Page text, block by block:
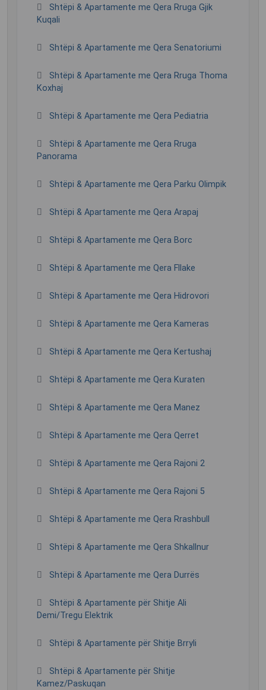
Shtëpi & Apartamente me Qera Rruga Gjik
Kuqali
Shtëpi & Apartamente me Qera Senatoriumi
Shtëpi & Apartamente me Qera Rruga Thoma
Koxhaj
Shtëpi & Apartamente me Qera Pediatria
Shtëpi & Apartamente me Qera Rruga
Panorama
Shtëpi & Apartamente me Qera Parku Olimpik
Shtëpi & Apartamente me Qera Arapaj
Shtëpi & Apartamente me Qera Borc
Shtëpi & Apartamente me Qera Fllake
Shtëpi & Apartamente me Qera Hidrovori
Shtëpi & Apartamente me Qera Kameras
Shtëpi & Apartamente me Qera Kertushaj
Shtëpi & Apartamente me Qera Kuraten
Shtëpi & Apartamente me Qera Manez
Shtëpi & Apartamente me Qera Qerret
Shtëpi & Apartamente me Qera Rajoni 2
Shtëpi & Apartamente me Qera Rajoni 5
Shtëpi & Apartamente me Qera Rrashbull
Shtëpi & Apartamente me Qera Shkallnur
Shtëpi & Apartamente me Qera Durrës
Shtëpi & Apartamente për Shitje Ali
Demi/Tregu Elektrik
Shtëpi & Apartamente për Shitje Brryli
Shtëpi & Apartamente për Shitje
Kamez/Paskuqan